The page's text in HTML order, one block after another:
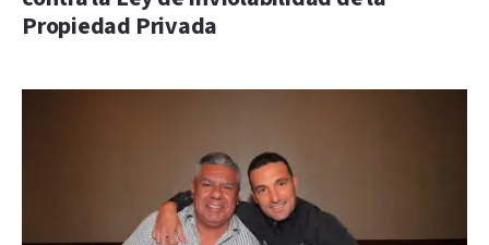
Propiedad Privada